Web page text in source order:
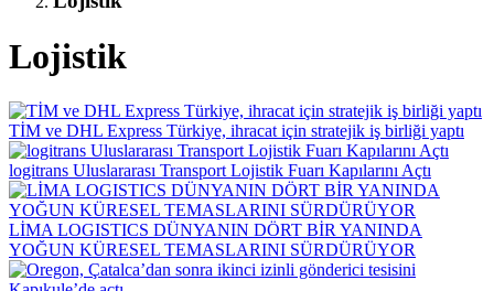
Lojistik
TİM ve DHL Express Türkiye, ihracat için stratejik iş birliği yaptı
logitrans Uluslararası Transport Lojistik Fuarı Kapılarını Açtı
LİMA LOGISTICS DÜNYANIN DÖRT BİR YANINDA
YOĞUN KÜRESEL TEMASLARINI SÜRDÜRÜYOR